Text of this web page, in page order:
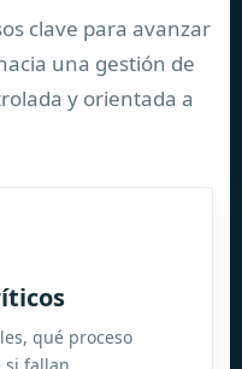
clave para avanzar
una gestión de
y orientada a
qué proceso